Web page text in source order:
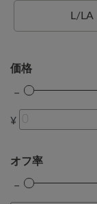
L/LA
価格
¥
オフ率